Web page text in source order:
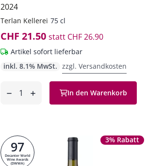
2024
Terlan Kellerei 75 cl
CHF 21.50 statt CHF 26.90
Artikel sofort lieferbar
inkl. 8.1% MwSt. zzgl. Versandkosten
In den Warenkorb
3% Rabatt
97
Decanter World
Wine Awards
(DWWA)